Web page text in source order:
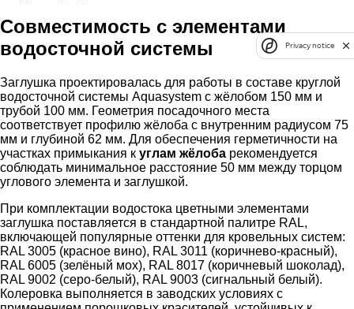
Совместимость с элементами
водосточной системы
Заглушка проектировалась для работы в составе круглой
водосточной системы Aquasystem с жёлобом 150 мм и
трубой 100 мм. Геометрия посадочного места
соответствует профилю жёлоба с внутренним радиусом 75
мм и глубиной 62 мм. Для обеспечения герметичности на
участках примыкания к углам жёлоба рекомендуется
соблюдать минимальное расстояние 50 мм между торцом
углового элемента и заглушкой.
При комплектации водостока цветными элементами
заглушка поставляется в стандартной палитре RAL,
включающей популярные оттенки для кровельных систем:
RAL 3005 (красное вино), RAL 3011 (коричнево-красный),
RAL 6005 (зелёный мох), RAL 8017 (коричневый шоколад),
RAL 9002 (серо-белый), RAL 9003 (сигнальный белый).
Колеровка выполняется в заводских условиях с
Privacy notice